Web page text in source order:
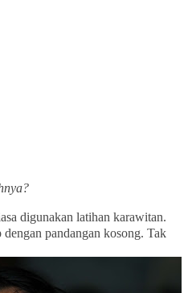
digunakan latihan karawitan.
pandangan kosong. Tak